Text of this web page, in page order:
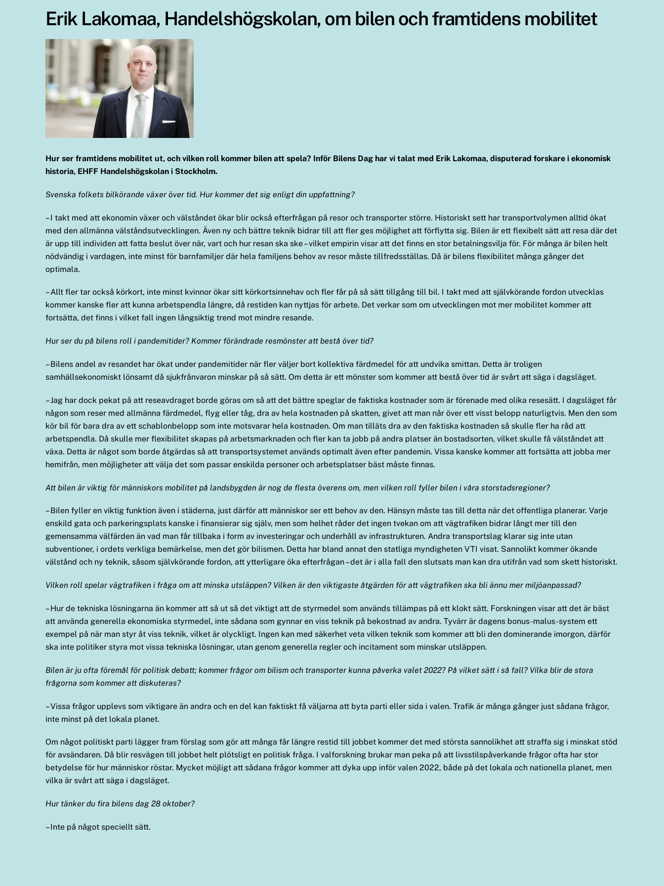
Erik Lakomaa, Handelshögskolan, om bilen och framtidens mobilitet
Hur ser framtidens mobilitet ut, och vilken roll kommer bilen att spela? Inför Bilens Dag har vi talat med Erik Lakomaa, disputerad forskare i ekonomisk
historia, EHFF Handelshögskolan i Stockholm.
Svenska folkets bilkörande växer över tid. Hur kommer det sig enligt din uppfattning?
– I takt med att ekonomin växer och välståndet ökar blir också efterfrågan på resor och transporter större. Historiskt sett har transportvolymen alltid ökat
med den allmänna välståndsutvecklingen. Även ny och bättre teknik bidrar till att fler ges möjlighet att förflytta sig. Bilen är ett flexibelt sätt att resa där det
är upp till individen att fatta beslut över när, vart och hur resan ska ske – vilket empirin visar att det finns en stor betalningsvilja för. För många är bilen helt
nödvändig i vardagen, inte minst för barnfamiljer där hela familjens behov av resor måste tillfredsställas. Då är bilens flexibilitet många gånger det
optimala.
– Allt fler tar också körkort, inte minst kvinnor ökar sitt körkortsinnehav och fler får på så sätt tillgång till bil. I takt med att självkörande fordon utvecklas
kommer kanske fler att kunna arbetspendla längre, då restiden kan nyttjas för arbete. Det verkar som om utvecklingen mot mer mobilitet kommer att
fortsätta, det finns i vilket fall ingen långsiktig trend mot mindre resande.
Hur ser du på bilens roll i pandemitider? Kommer förändrade resmönster att bestå över tid?
– Bilens andel av resandet har ökat under pandemitider när fler väljer bort kollektiva färdmedel för att undvika smittan. Detta är troligen
samhällsekonomiskt lönsamt då sjukfrånvaron minskar på så sätt. Om detta är ett mönster som kommer att bestå över tid är svårt att säga i dagsläget.
– Jag har dock pekat på att reseavdraget borde göras om så att det bättre speglar de faktiska kostnader som är förenade med olika resesätt. I dagsläget får
någon som reser med allmänna färdmedel, flyg eller tåg, dra av hela kostnaden på skatten, givet att man når över ett visst belopp naturligtvis. Men den som
kör bil för bara dra av ett schablonbelopp som inte motsvarar hela kostnaden. Om man tilläts dra av den faktiska kostnaden så skulle fler ha råd att
arbetspendla. Då skulle mer flexibilitet skapas på arbetsmarknaden och fler kan ta jobb på andra platser än bostadsorten, vilket skulle få välståndet att
växa. Detta är något som borde åtgärdas så att transportsystemet används optimalt även efter pandemin. Vissa kanske kommer att fortsätta att jobba mer
hemifrån, men möjligheter att välja det som passar enskilda personer och arbetsplatser bäst måste finnas.
Att bilen är viktig för människors mobilitet på landsbygden är nog de flesta överens om, men vilken roll fyller bilen i våra storstadsregioner?
– Bilen fyller en viktig funktion även i städerna, just därför att människor ser ett behov av den. Hänsyn måste tas till detta när det offentliga planerar. Varje
enskild gata och parkeringsplats kanske i finansierar sig själv, men som helhet råder det ingen tvekan om att vägtrafiken bidrar långt mer till den
gemensamma välfärden än vad man får tillbaka i form av investeringar och underhåll av infrastrukturen. Andra transportslag klarar sig inte utan
subventioner, i ordets verkliga bemärkelse, men det gör bilismen. Detta har bland annat den statliga myndigheten VTI visat. Sannolikt kommer ökande
välstånd och ny teknik, såsom självkörande fordon, att ytterligare öka efterfrågan – det är i alla fall den slutsats man kan dra utifrån vad som skett historiskt.
Vilken roll spelar vägtrafiken i fråga om att minska utsläppen? Vilken är den viktigaste åtgärden för att vägtrafiken ska bli ännu mer miljöanpassad?
– Hur de tekniska lösningarna än kommer att så ut så det viktigt att de styrmedel som används tillämpas på ett klokt sätt. Forskningen visar att det är bäst
att använda generella ekonomiska styrmedel, inte sådana som gynnar en viss teknik på bekostnad av andra. Tyvärr är dagens bonus-malus-system ett
exempel på när man styr åt viss teknik, vilket är olyckligt. Ingen kan med säkerhet veta vilken teknik som kommer att bli den dominerande imorgon, därför
ska inte politiker styra mot vissa tekniska lösningar, utan genom generella regler och incitament som minskar utsläppen.
Bilen är ju ofta föremål för politisk debatt; kommer frågor om bilism och transporter kunna påverka valet 2022? På vilket sätt i så fall? Vilka blir de stora
frågorna som kommer att diskuteras?
– Vissa frågor upplevs som viktigare än andra och en del kan faktiskt få väljarna att byta parti eller sida i valen. Trafik är många gånger just sådana frågor,
inte minst på det lokala planet.
Om något politiskt parti lägger fram förslag som gör att många får längre restid till jobbet kommer det med största sannolikhet att straffa sig i minskat stöd
för avsändaren. Då blir resvägen till jobbet helt plötsligt en politisk fråga. I valforskning brukar man peka på att livsstilspåverkande frågor ofta har stor
betydelse för hur människor röstar. Mycket möjligt att sådana frågor kommer att dyka upp inför valen 2022, både på det lokala och nationella planet, men
vilka är svårt att säga i dagsläget.
Hur tänker du fira bilens dag 28 oktober?
– Inte på något speciellt sätt.